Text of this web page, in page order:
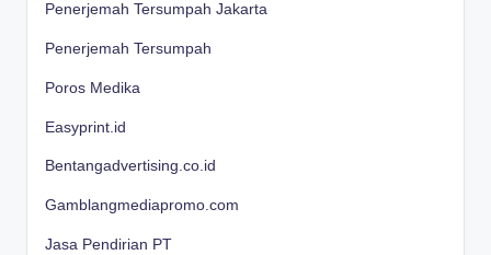
Penerjemah Tersumpah Jakarta
Penerjemah Tersumpah
Poros Medika
Easyprint.id
Bentangadvertising.co.id
Gamblangmediapromo.com
Jasa Pendirian PT